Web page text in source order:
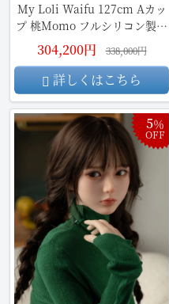
My Loli Waifu 127cm Aカッ
プ 桃Momo フルシリコン製ラ
ブドール
304,200円 338,000円
詳しくはこちら
5％
OFF